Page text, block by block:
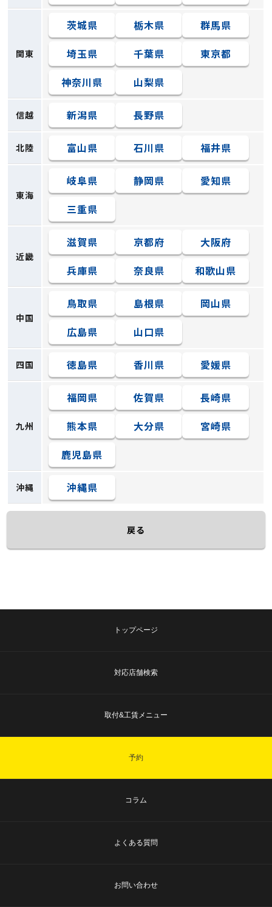
関東
茨城県 栃木県
群馬県
埼玉県
千葉県
東京都
神奈川県
山梨県
信越 新潟県 長野県
北陸 富山県 石川県 福井県
東海
岐阜県 静岡県
愛知県
三重県
近畿
滋賀県 京都府
大阪府
兵庫県
奈良県 和歌山県
中国
鳥取県 島根県
岡山県
広島県
山口県
四国 徳島県 香川県 愛媛県
九州
福岡県 佐賀県
長崎県
熊本県
大分県
宮崎県
鹿児島県
沖縄 沖縄県
戻る
トップページ
対応店舗検索
取付&工賃メニュー
予約
コラム
よくある質問
お問い合わせ